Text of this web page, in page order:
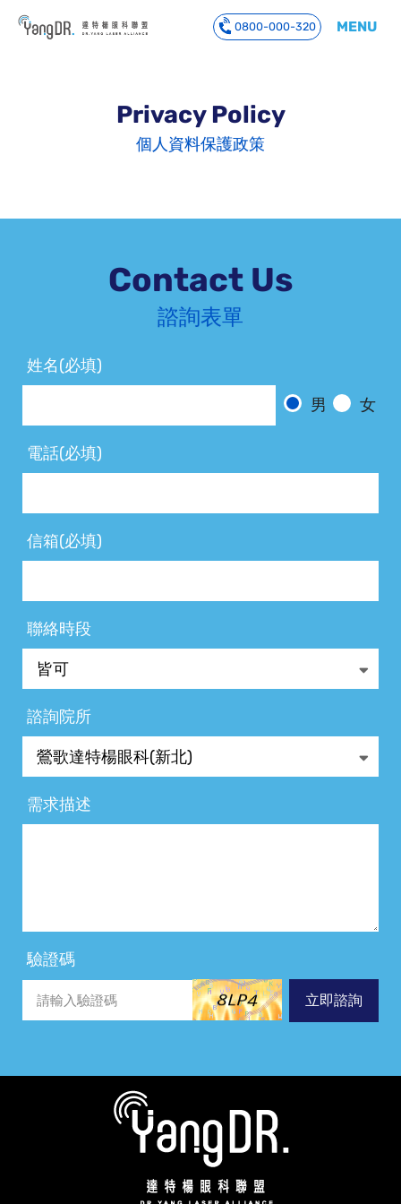
0800-000-320 MENU
Privacy Policy
個人資料保護政策
Contact Us
諮詢表單
姓名(必填)
男
女
電話(必填)
信箱(必填)
聯絡時段
諮詢院所
需求描述
驗證碼
立即諮詢